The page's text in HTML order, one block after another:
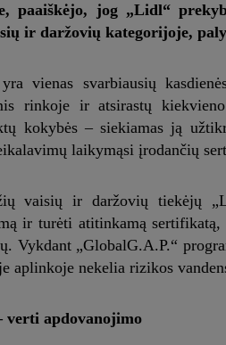
paaiškėjo, jog „Lidl“
ir daržovių kategorijoje,
vienas svarbiausių
rinkoje ir atsirastų
kokybės – siekiamas ją
laikymąsi įrodančių
vaisių ir daržovių tiekėjų
ir turėti atitinkamą
Vykdant „GlobalG.A.P.“
aplinkoje nekelia rizikos
verti apdovanojimo